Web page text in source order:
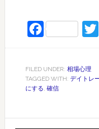
FILED UNDER: 相場心理
TAGGED WITH: デイトレ
にする, 確信